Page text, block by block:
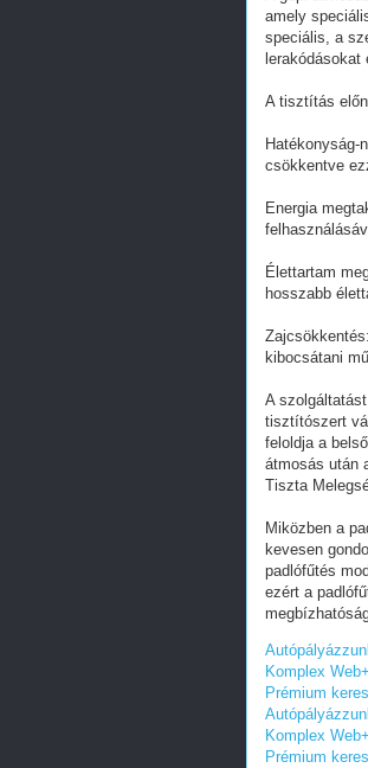
amely
speciális, a
A tisztítás
Hatékonyság-
csökkentve
Energia
Élettartam
hosszabb
kibocsátani
A
tisztítószert
feloldja a
átmosás után
Tiszta
Miközben a
kevesen
padlófűtés
ezért a
Komplex
Prémium
Komplex
Prémium